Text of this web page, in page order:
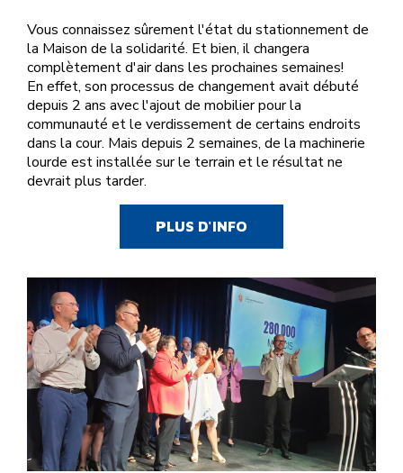
Vous connaissez sûrement l'état du stationnement de
la Maison de la solidarité. Et bien, il changera
complètement d'air dans les prochaines semaines!
En effet, son processus de changement avait débuté
depuis 2 ans avec l'ajout de mobilier pour la
communauté et le verdissement de certains endroits
dans la cour. Mais depuis 2 semaines, de la machinerie
lourde est installée sur le terrain et le résultat ne
devrait plus tarder.
PLUS D'INFO